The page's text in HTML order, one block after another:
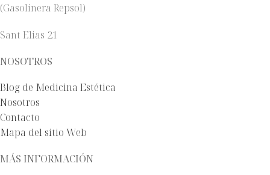
(Gasolinera Repsol)
Sant Elias 21
NOSOTROS
Blog de Medicina Estética
Nosotros
Contacto
Mapa del sitio Web
MÁS INFORMACIÓN